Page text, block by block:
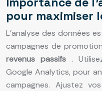
pour maximiser
L’analyse des données
campagnes de
revenus passifs .
Google Analytics, pour
campagnes. Ajustez